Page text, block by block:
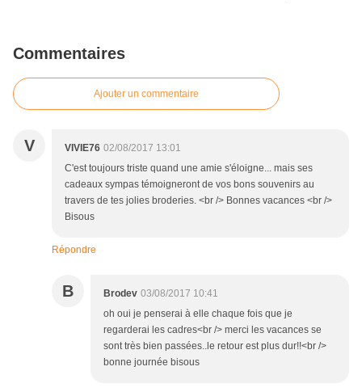
Commentaires
Ajouter un commentaire
V VIVIE76 02/08/2017 13:01
C'est toujours triste quand une amie s'éloigne... mais ses
cadeaux sympas témoigneront de vos bons souvenirs au
travers de tes jolies broderies. <br /> Bonnes vacances <br />
Bisous
Répondre
B Brodev 03/08/2017 10:41
oh oui je penserai à elle chaque fois que je
regarderai les cadres<br /> merci les vacances se
sont très bien passées..le retour est plus dur!!<br />
bonne journée bisous